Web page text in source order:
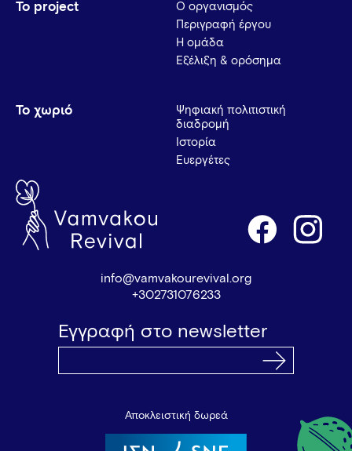
Το project
Ο οργανισμός
Περιγραφή έργου
Η ομάδα
Εξέλιξη & ορόσημα
Το χωριό
Ψηφιακή πολιτιστική
διαδρομή
Ιστορία
Ευεργέτες
info@vamvakourevival.org
+302731076233
Εγγραφή στο newsletter
Αποκλειστική δωρεά